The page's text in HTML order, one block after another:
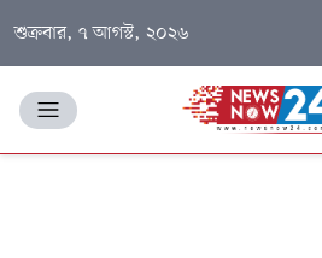
শুক্রবার, ৭ আগস্ট, ২০২৬